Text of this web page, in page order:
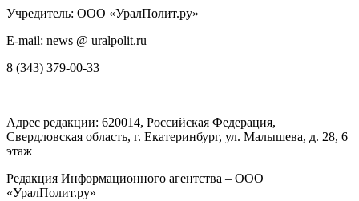
Учредитель: ООО «УралПолит.ру»
E-mail: news @ uralpolit.ru
8 (343) 379-00-33
Адрес редакции: 620014, Российская Федерация,
Свердловская область, г. Екатеринбург, ул. Малышева, д. 28, 6
этаж
Редакция Информационного агентства – ООО
«УралПолит.ру»